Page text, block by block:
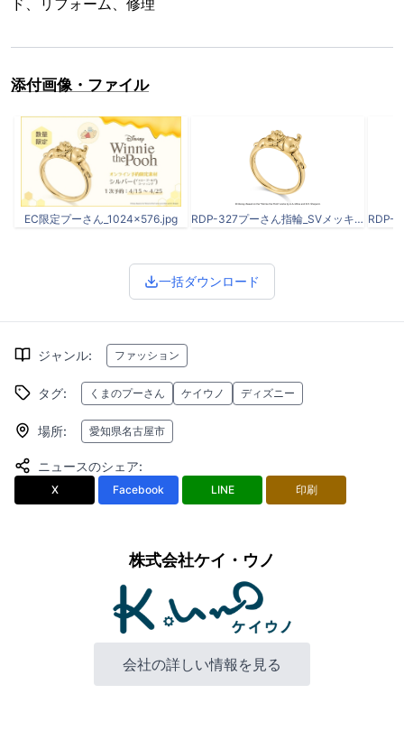
添付画像・ファイル
EC限定プーさん_1024×576.jpg RDP-327プーさん指輪_SVメッキ_斜め.jpg
一括ダウンロード
ジャンル: ファッション
タグ: くまのプーさん ケイウノ ディズニー
場所: 愛知県名古屋市
ニュースのシェア:
X Facebook LINE 印刷
株式会社ケイ・ウノ
会社の詳しい情報を見る